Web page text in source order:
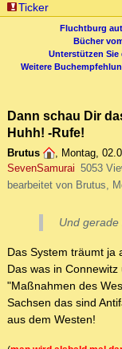
Ticker
Fluchtburg
Bücher
Unterstützen Sie
Weitere
Dann schau Dir
Huhh! -Rufe!
Brutus , Montag,
SevenSamurai 5053
bearbeitet von Brutus,
Und gerade
Das System träumt ja
Das was in
"Maßnahmen des
Sachsen das sind
aus dem Westen!